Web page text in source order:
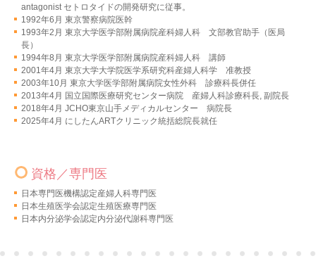
antagonist セトロタイドの開発研究に従事。
1992年6月 東京警察病院医幹
1993年2月 東京大学医学部附属病院産科婦人科 文部教官助手（医局
長）
1994年8月 東京大学医学部附属病院産科婦人科 講師
2001年4月 東京大学大学院医学系研究科産婦人科学 准教授
2003年10月 東京大学医学部附属病院女性外科 診療科長併任
2013年4月 国立国際医療研究センター病院 産婦人科診療科長, 副院長
2018年4月 JCHO東京山手メディカルセンター 病院長
2025年4月 にしたんARTクリニック統括総院長就任
資格／専門医
日本専門医機構認定産婦人科専門医
日本生殖医学会認定生殖医療専門医
日本内分泌学会認定内分泌代謝科専門医